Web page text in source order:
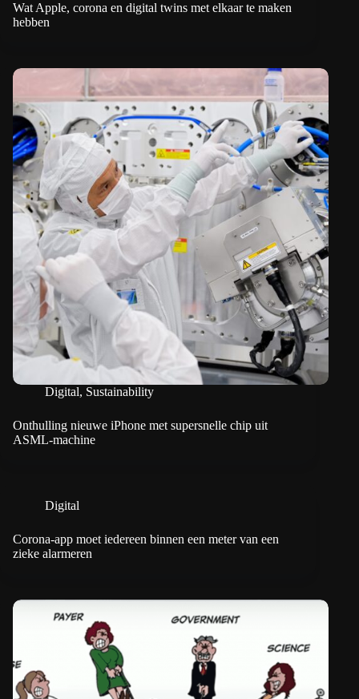
Wat Apple, corona en digital twins met elkaar te maken
hebben
Digital, Sustainability
Onthulling nieuwe iPhone met supersnelle chip uit
ASML-machine
Digital
Corona-app moet iedereen binnen een meter van een
zieke alarmeren